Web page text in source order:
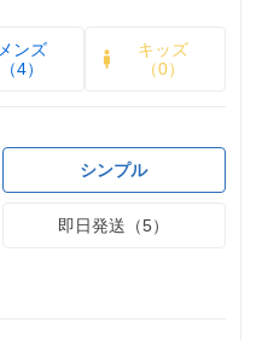
メンズ
（4）
キッズ
（0）
シンプル
即日発送（5）